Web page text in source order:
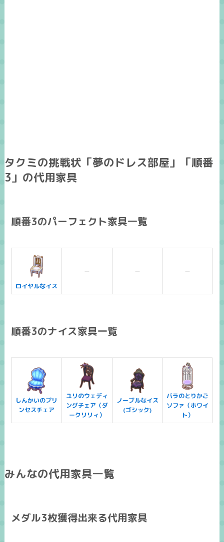
タクミの挑戦状「夢のドレス部屋」「順番
3」の代用家具
順番3のパーフェクト家具一覧
ロイヤルなイス
ー ー ー
順番3のナイス家具一覧
しんかいのプリ
ンセスチェア
ユリのウェディ
ングチェア（ダ
ークリリィ）
ノーブルなイス
(ゴシック)
バラのとりかご
ソファ（ホワイ
ト）
みんなの代用家具一覧
メダル3枚獲得出来る代用家具